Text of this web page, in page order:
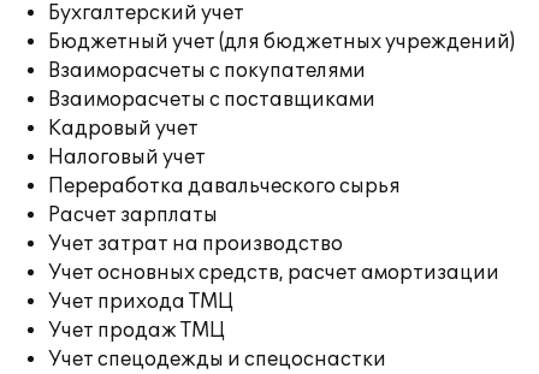
Бухгалтерский учет
Бюджетный учет (для бюджетных учреждений)
Взаиморасчеты с покупателями
Взаиморасчеты с поставщиками
Кадровый учет
Налоговый учет
Переработка давальческого сырья
Расчет зарплаты
Учет затрат на производство
Учет основных средств, расчет амортизации
Учет прихода ТМЦ
Учет продаж ТМЦ
Учет спецодежды и спецоснастки